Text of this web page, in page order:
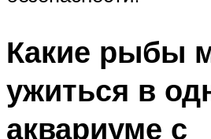
Какие рыбы
ужиться в
аквариуме с